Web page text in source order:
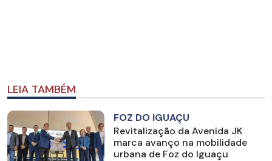
LEIA TAMBÉM
FOZ DO IGUAÇU
Revitalização da Avenida JK
marca avanço na mobilidade
urbana de Foz do Iguaçu